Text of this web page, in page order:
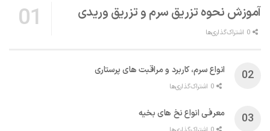
آموزش نحوه تزریق سرم و تزریق وریدی
انواع سرم، کاربرد و مراقبت‌ های پرستاری
معرفی انواع نخ های بخیه